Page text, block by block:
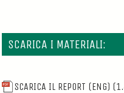
SCARICA I MATERIALI:
SCARICA IL REPORT (ENG)